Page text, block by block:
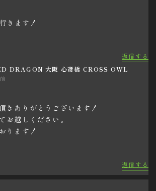
きます！
返信する
DRAGON 大阪 心斎橋 CROSS OWL
きありがとうございます！
お越しください。
ります！
返信する